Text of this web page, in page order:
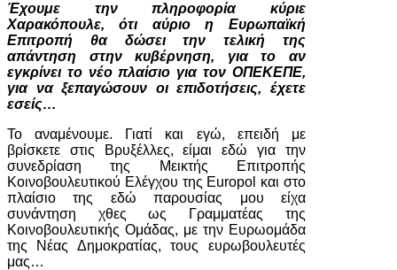
Έχουμε την πληροφορία κύριε
Χαρακόπουλε, ότι αύριο η Ευρωπαϊκή
Επιτροπή θα δώσει την τελική της
απάντηση στην κυβέρνηση, για το αν
εγκρίνει το νέο πλαίσιο για τον ΟΠΕΚΕΠΕ,
για να ξεπαγώσουν οι επιδοτήσεις, έχετε
εσείς…
Το αναμένουμε. Γιατί και εγώ, επειδή με
βρίσκετε στις Βρυξέλλες, είμαι εδώ για την
συνεδρίαση της Μεικτής Επιτροπής
Κοινοβουλευτικού Ελέγχου της Europol και στο
πλαίσιο της εδώ παρουσίας μου είχα
συνάντηση χθες ως Γραμματέας της
Κοινοβουλευτικής Ομάδας, με την Ευρωομάδα
της Νέας Δημοκρατίας, τους ευρωβουλευτές
μας…